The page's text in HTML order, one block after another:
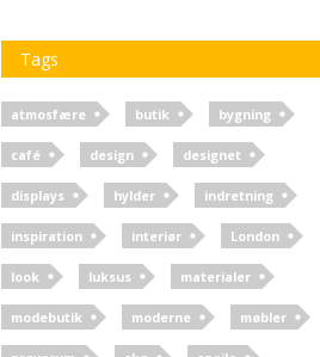
Tags
atmosfære butik bygning
café design designet
displays hylder indretning
inspiration interiør London
look luksus materialer
modebutik moderne møbler